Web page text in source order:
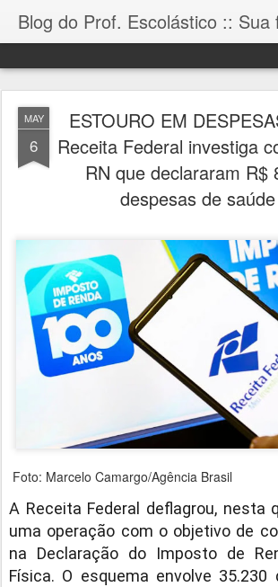
MAY
6
ESTOURO EM
Receita Federal investiga
RN que declararam R$
despesas de
Foto: Marcelo Camargo/Agência Brasil
A Receita Federal deflagrou, nesta
uma operação com o objetivo de
na Declaração do Imposto de
Física. O esquema envolve 35.230